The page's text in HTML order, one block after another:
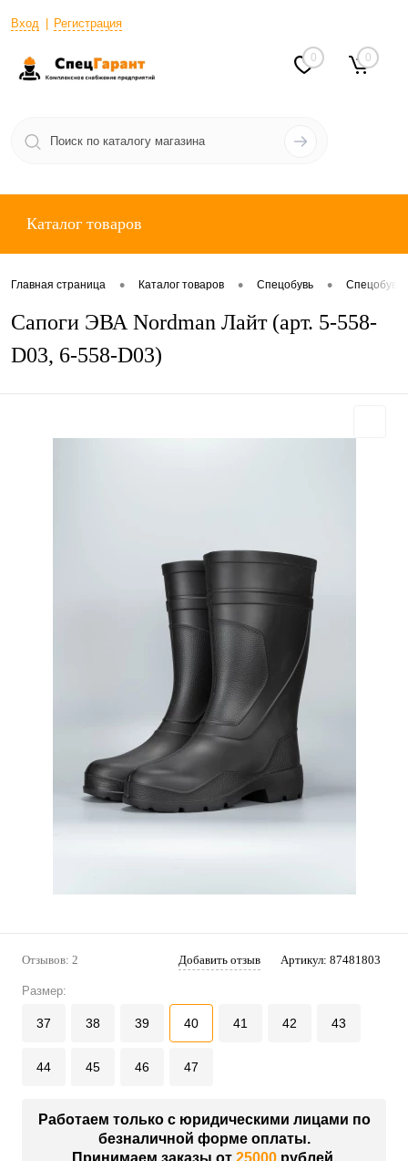
Вход Регистрация
0 0
Каталог товаров
Главная страница • Каталог товаров • Спецобувь • Спецобувь
Сапоги ЭВА Nordman Лайт (арт. 5-558-
D03, 6-558-D03)
Отзывов: 2 Добавить отзыв Артикул: 87481803
Размер:
37 38 39 40 41 42 43
44 45 46 47
Работаем только с юридическими лицами по
безналичной форме оплаты.
Принимаем заказы от 25000рублей.